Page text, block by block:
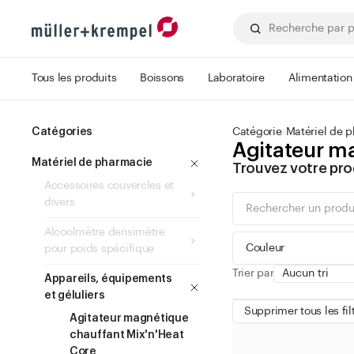
Tous les produits Boissons Laboratoire Alimentation
Catégories
Matériel de pharmacie
Accessoires couvercles et
divers
Alcoolmètre densimètre
pour poids spécifique
Appareils, équipements
et géluliers
Agitateur magnétique
chauffant Mix'n'Heat
Core
Catégorie Matériel de
Agitateur
Trouvez votre
Couleur
Trier par
Supprimer tous les